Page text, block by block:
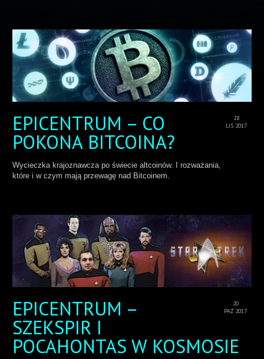
28
LIS 2017
EPICENTRUM – CO
POKONA BITCOINA?
Wycieczka krajoznawcza po świecie altcoinów. I rozważania,
które i w czym mają przewagę nad Bitcoinem.
20
PAŹ 2017
EPICENTRUM –
SZEKSPIR I
POCAHONTAS W KOSMOSIE